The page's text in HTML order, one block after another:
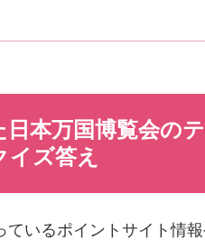
本万国博覧会のテ
ズ答え
いるポイントサイト情